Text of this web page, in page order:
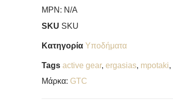
MPN: N/A
SKU SKU
Κατηγορία Υποδήματα
Tags active gear, ergasias, mpotaki,
Μάρκα: GTC